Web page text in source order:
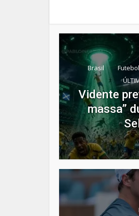
Brasil Futebol
Vidente
massa”